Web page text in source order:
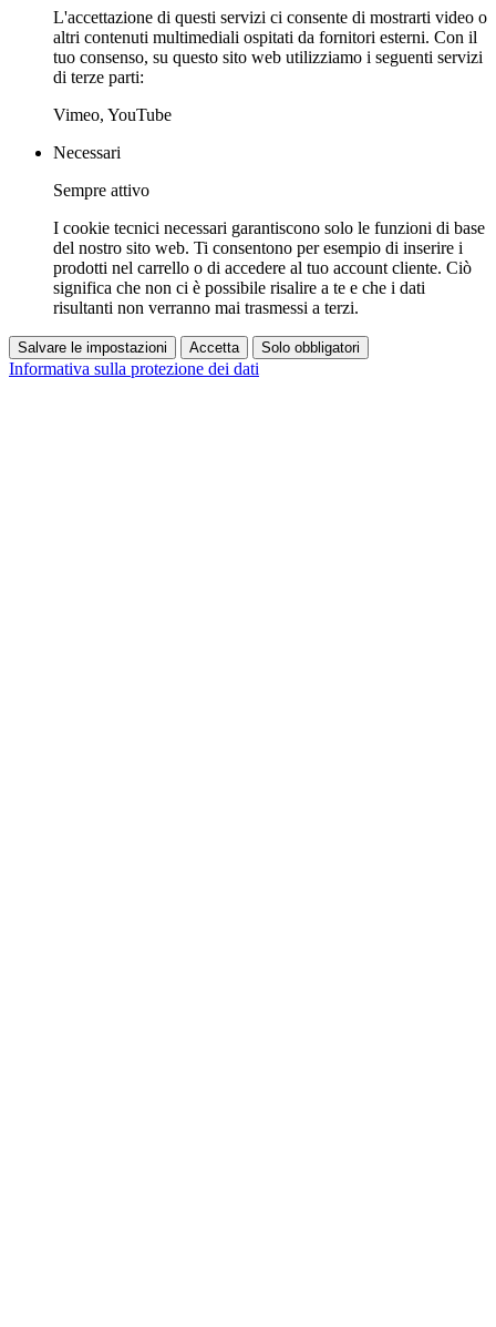
L'accettazione di questi servizi ci consente di mostrarti video o
altri contenuti multimediali ospitati da fornitori esterni. Con il
tuo consenso, su questo sito web utilizziamo i seguenti servizi
di terze parti:
Vimeo, YouTube
Necessari
Sempre attivo
I cookie tecnici necessari garantiscono solo le funzioni di base
del nostro sito web. Ti consentono per esempio di inserire i
prodotti nel carrello o di accedere al tuo account cliente. Ciò
significa che non ci è possibile risalire a te e che i dati
risultanti non verranno mai trasmessi a terzi.
Salvare le impostazioni Accetta Solo obbligatori
Informativa sulla protezione dei dati